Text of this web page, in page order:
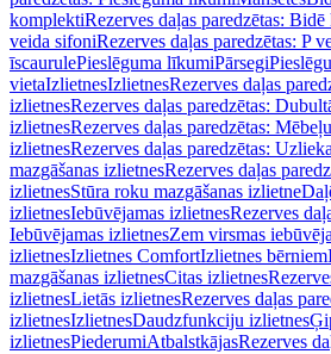
komplektiRezerves daļas paredzētas:
veida sifoniRezerves daļas paredzētas: P
īscaurulePieslēguma līkumiPārsegi
vietaIzlietnesIzlietnesRezerves daļas
izlietnesRezerves daļas paredzētas:
izlietnesRezerves daļas paredzētas:
izlietnesRezerves daļas paredzētas:
mazgāšanas izlietnesRezerves daļas
izlietnesStūra roku mazgāšanas izlietne
izlietnesIebūvējamas izlietnesRezerves
Iebūvējamas izlietnesZem virsmas
izlietnesIzlietnes ComfortIzlietnes bērniem
mazgāšanas izlietnesCitas izlietnes
izlietnesLietās izlietnesRezerves daļas
izlietnesIzlietnesDaudzfunkciju izlietnes
izlietnesPiederumiAtbalstkājasRezerves